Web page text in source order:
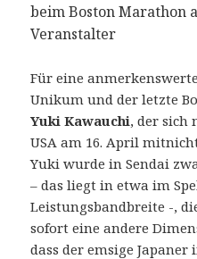
beim Boston Marathon
Veranstalter
Für eine
Unikum und der letzte
Yuki Kawauchi, der sich
USA am 16. April
Yuki wurde in Sendai
– das liegt in etwa im
Leistungsbandbreite -,
sofort eine andere
dass der emsige Japaner